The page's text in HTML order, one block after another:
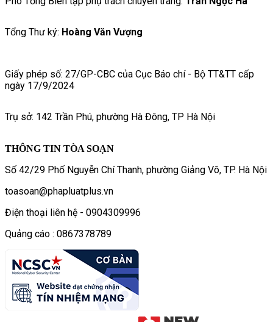
Tổng Thư ký: Hoàng Văn Vượng
Giấy phép số: 27/GP-CBC của Cục Báo chí - Bộ TT&TT cấp
ngày 17/9/2024
Trụ sở: 142 Trần Phú, phường Hà Đông, TP Hà Nội
THÔNG TIN TÒA SOẠN
Số 42/29 Phố Nguyễn Chí Thanh, phường Giảng Võ, TP. Hà Nội
toasoan@phapluatplus.vn
Điện thoại liên hệ - 0904309996
Quảng cáo : 0867378789